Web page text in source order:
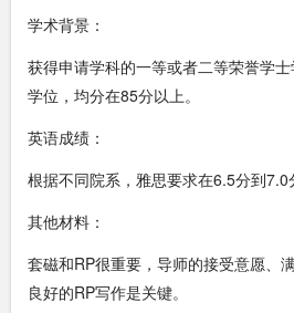
学术背景：
获得申请学科的一等或者二等荣誉学
学位，均分在85分以上。
英语成绩：
根据不同院系，雅思要求在6.5分到7.0
其他材料：
套磁和RP很重要，导师的接受意愿、
良好的RP写作是关键。